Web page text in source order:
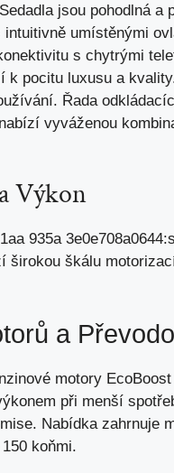
jsou pohodlná a
umístěnými
s chytrými
k pocitu luxusu a
Řada
vyváženou
Výkon
širokou škálu
a
motory
při menší
Nabídka zahrnuje
koňmi.